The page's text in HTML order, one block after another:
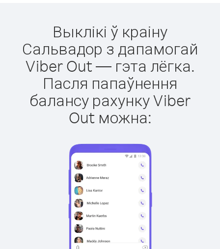
Выклікі ў краіну
Сальвадор з дапамогай
Viber Out — гэта лёгка.
Пасля папаўнення
балансу рахунку Viber
Out можна: